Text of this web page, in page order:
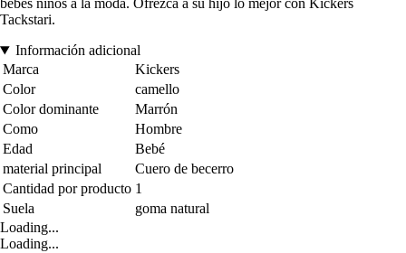
bebés niños a la moda. Ofrezca a su hijo lo mejor con Kickers
Tackstari.
Información adicional
Marca
Kickers
Color
camello
Color dominante
Marrón
Como
Hombre
Edad
Bebé
material principal
Cuero de becerro
Cantidad por producto 1
Suela
goma natural
Loading...
Loading...